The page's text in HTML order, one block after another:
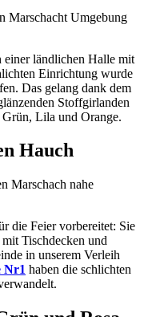
einer ländlichen Halle mit
Einrichtung wurde
Das gelang dank dem
Stoffgirlanden
Lila und Orange.
Hauch
die Feier vorbereitet: Sie
Tischdecken und
in unserem Verleih
Nr1 haben die schlichten